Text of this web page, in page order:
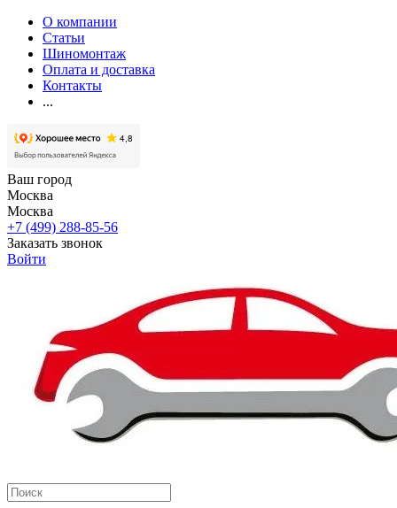
О компании
Статьи
Шиномонтаж
Оплата и доставка
Контакты
...
Ваш город
Москва
Москва
+7 (499) 288-85-56
Заказать звонок
Войти